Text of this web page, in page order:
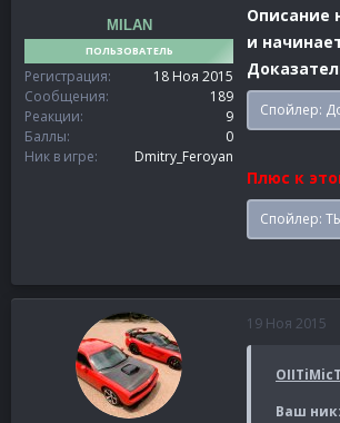
MILAN
ПОЛЬЗОВАТЕЛЬ
Регистрация
18 Ноя 2015
Сообщения
189
Реакции
9
Баллы
0
Ник в игре
Dmitry_Feroyan
Описание
и
Спойлер:
Плюс к
Спойлер:
19 Ноя 2015
Ваш